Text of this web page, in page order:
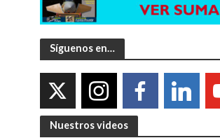
Síguenos en…
Nuestros videos